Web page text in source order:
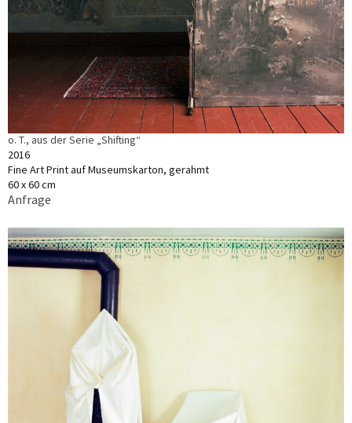
o. T., aus der Serie „Shifting“
2016
Fine Art Print auf Museumskarton, gerahmt
60 x 60 cm
Anfrage